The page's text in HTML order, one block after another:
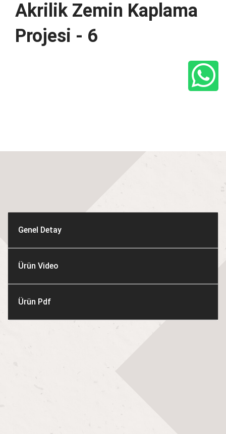
Akrilik Zemin Kaplama
Projesi - 6
Genel Detay
Ürün Video
Ürün Pdf